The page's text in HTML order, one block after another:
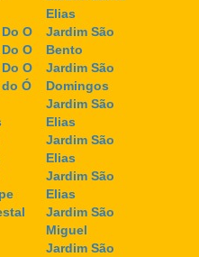
O
O
O
Ó
Elias
Jardim São
Bento
Jardim São
Domingos
Jardim São
Elias
Jardim São
Elias
Jardim São
Elias
Jardim São
Miguel
Jardim São